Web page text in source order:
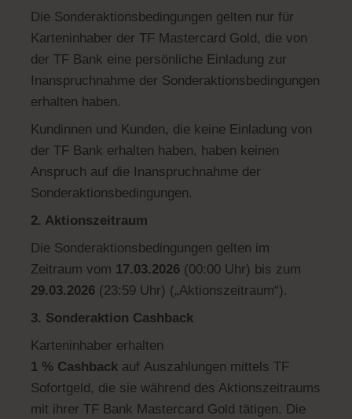
Die Sonderaktionsbedingungen gelten nur für
Karteninhaber der TF Mastercard Gold, die von
der TF Bank eine persönliche Einladung zur
Inanspruchnahme der Sonderaktionsbedingungen
erhalten haben.
Kundinnen und Kunden, die keine Einladung von
der TF Bank erhalten haben, haben keinen
Anspruch auf die Inanspruchnahme der
Sonderaktionsbedingungen.
2. Aktionszeitraum
Die Sonderaktionsbedingungen gelten im
Zeitraum vom 17.03.2026 (00:00 Uhr) bis zum
29.03.2026 (23:59 Uhr) („Aktionszeitraum“).
3. Sonderaktion Cashback
Karteninhaber erhalten
1 % Cashback auf Auszahlungen mittels TF
Sofortgeld, die sie während des Aktionszeitraums
mit ihrer TF Bank Mastercard Gold tätigen. Die